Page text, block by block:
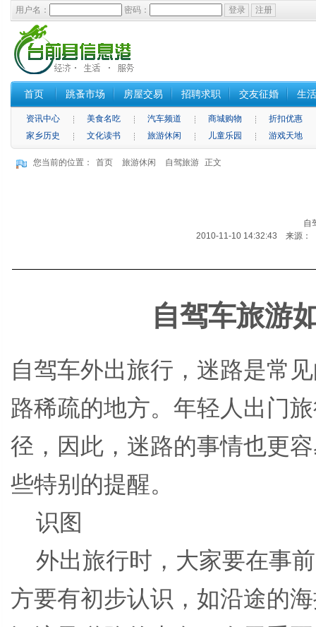
用户名： 密码：
首页 跳蚤市场 房屋交易 招聘求职 交友征婚 生
资讯中心 美食名吃 汽车频道 商城购物
折扣优惠
家乡历史
文化读书 旅游休闲 儿童乐园 游戏天地
您当前的位置： 首页 旅游休闲 自驾旅游 正文
自
2010-11-10 14:32:43 来源：
自驾车旅游
自驾车外出旅行，迷路是常
路稀疏的地方。年轻人出门
径，因此，迷路的事情也更
些特别的提醒。
识图
外出旅行时，大家要在事
方要有初步认识，如沿途的